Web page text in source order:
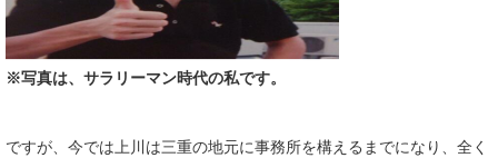
※写真は、サラリーマン時代の私です。
ですが、今では上川は三重の地元に事務所を構えるまでになり、全く